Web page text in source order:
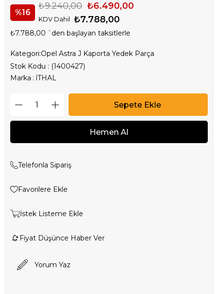
16
₺9.240,00 ₺6.490,00
KDV Dahil ₺7.788,00
₺7.788,00 `den başlayan taksitlerle
Kategori:Opel Astra J Kaporta Yedek Parça
Stok Kodu
(1400427)
Marka : İTHAL
Telefonla Sipariş
Favorilere Ekle
İstek Listeme Ekle
Fiyat Düşünce Haber Ver
Yorum Yaz